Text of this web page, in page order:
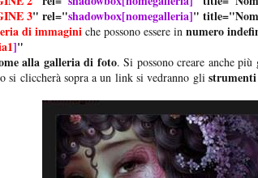
3" rel="shadowbox[nomegalleria]"
di immagini che possono essere in numero
]"
alla galleria di foto. Si possono creare anche
si cliccherà sopra a un link si vedranno glistrumenti